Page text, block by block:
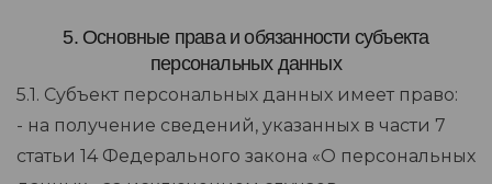
5. Основные права и обязанности субъекта
персональных данных
5.1. Субъект персональных данных имеет право:
- на получение сведений, указанных в части 7
статьи 14 Федерального закона «О персональных